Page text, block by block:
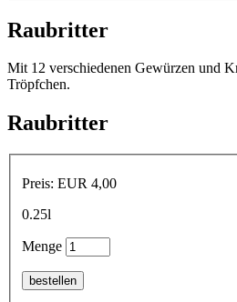
Raubritter
Mit 12 verschiedenen Gewürzen und
Tröpfchen.
Raubritter
Preis: EUR 4,00
0.25l
Menge